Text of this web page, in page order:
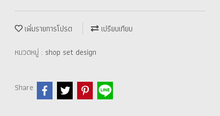
เพิ่มรายการโปรด
เปรียบเทียบ
หมวดหมู่ : shop set design
Share